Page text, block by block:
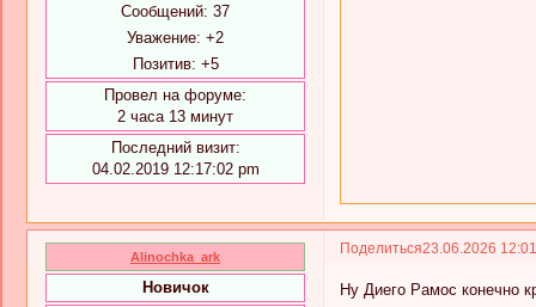
Сообщений: 37
Уважение: +2
Позитив: +5
Провел на форуме:
2 часа 13 минут
Последний визит:
04.02.2019 12:17:02 pm
Поделиться23.06.2026
Alinochka_ark
Новичок Ну Диего Рамос конечно